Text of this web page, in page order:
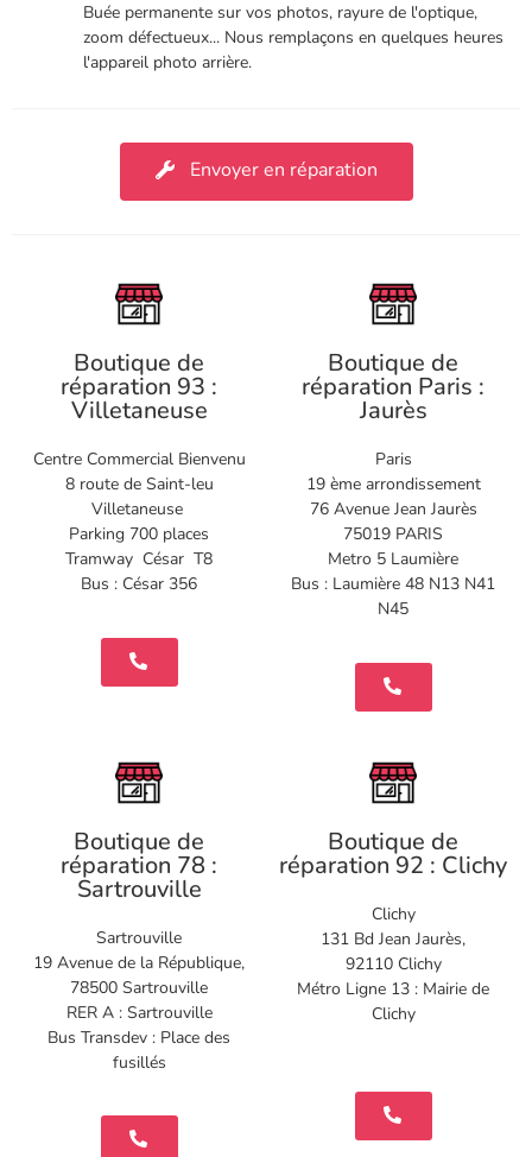
Buée permanente sur vos photos, rayure de l'optique,
zoom défectueux... Nous remplaçons en quelques heures
l'appareil photo arrière.
Envoyer en réparation
Boutique de
réparation 93 :
Villetaneuse
Centre Commercial Bienvenu
8 route de Saint-leu
Villetaneuse
Parking 700 places
Tramway César T8
Bus : César 356
Boutique de
réparation Paris :
Jaurès
Paris
19 ème arrondissement
76 Avenue Jean Jaurès
75019 PARIS
Metro 5 Laumière
Bus : Laumière 48 N13 N41
N45
Boutique de
réparation 78 :
Sartrouville
Sartrouville
19 Avenue de la République,
78500 Sartrouville
RER A : Sartrouville
Bus Transdev : Place des
fusillés
Boutique de
réparation 92 : Clichy
Clichy
131 Bd Jean Jaurès,
92110 Clichy
Métro Ligne 13 : Mairie de
Clichy